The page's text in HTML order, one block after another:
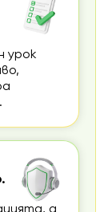
урок